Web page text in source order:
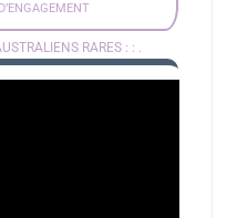
RARES : : .